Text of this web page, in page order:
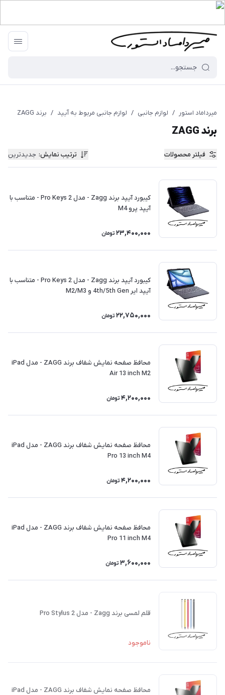
میرداماد استور / لوازم جانبی / لوازم جانبی مربوط به آیپد / برند ZAGG
برند ZAGG
فیلتر محصولات ترتیب نمایش: جدیدترین
کیبورد آیپد برند Zagg - مدل Pro Keys 2 - متناسب با
آیپد پرو M4
23,400,000 تومان
کیبورد آیپد برند Zagg - مدل Pro Keys 2 - متناسب با
آیپد ایر 4th/5th Gen و M2/M3
22,750,000 تومان
محافظ صفحه نمایش شفاف برند ZAGG - مدل iPad
Air 13 inch M2
4,200,000 تومان
محافظ صفحه نمایش شفاف برند ZAGG - مدل iPad
Pro 13 inch M4
4,200,000 تومان
محافظ صفحه نمایش شفاف برند ZAGG - مدل iPad
Pro 11 inch M4
3,600,000 تومان
قلم لمسی برند Zagg - مدل Pro Stylus 2
ناموجود
محافظ صفحه نمایش شفاف برند ZAGG - مدل iPad